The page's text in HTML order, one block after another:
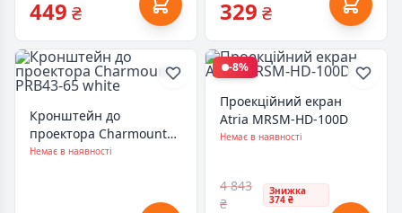
449 ₴ 329 ₴
Кронштейн до
проектора Charmount
PRB43-65 white
Немає в наявності
-8%
Проекційний екран
Atria MRSM-HD-100D
Немає в наявності
4 843
₴
Знижка
374 ₴